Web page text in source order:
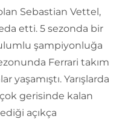
Sebastian Vettel,
etti. 5 sezonda bir
şampiyonluğa
Ferrari takım
Yarışlarda
çok gerisinde kalan
açıkça